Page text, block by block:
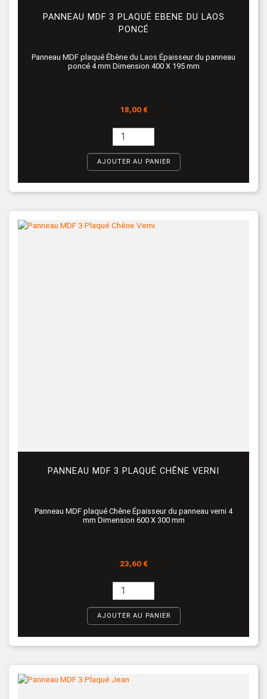
PANNEAU MDF 3 PLAQUÉ EBENE DU LAOS
PONCÉ
Panneau MDF plaqué Ébène du Laos Épaisseur du panneau
poncé 4 mm Dimension 400 X 195 mm
Prix
18,00 €
AJOUTER AU PANIER
PANNEAU MDF 3 PLAQUÉ CHÊNE VERNI
Panneau MDF plaqué Chêne Épaisseur du panneau verni 4
mm Dimension 600 X 300 mm
Prix
23,60 €
AJOUTER AU PANIER